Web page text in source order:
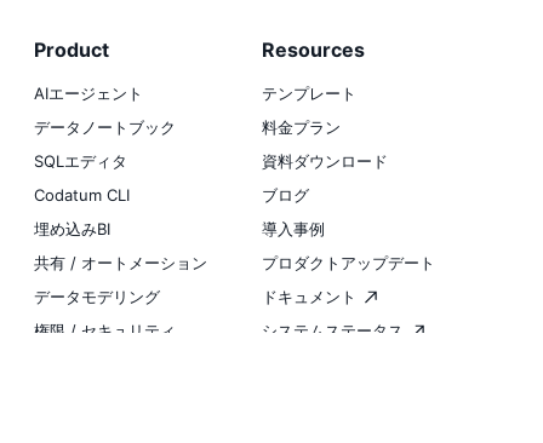
Product
AIエージェント
データノートブック
SQLエディタ
Codatum CLI
埋め込みBI
共有 / オートメーション
データモデリング
権限 / セキュリティ
Resources
テンプレート
料金プラン
資料ダウンロード
ブログ
導入事例
プロダクトアップデート
ドキュメント
システムステータス